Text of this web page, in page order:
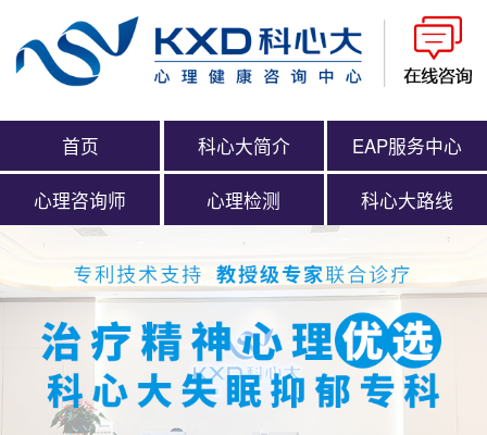
首页 科心大简介 EAP服务中心
心理咨询师 心理检测 科心大路线